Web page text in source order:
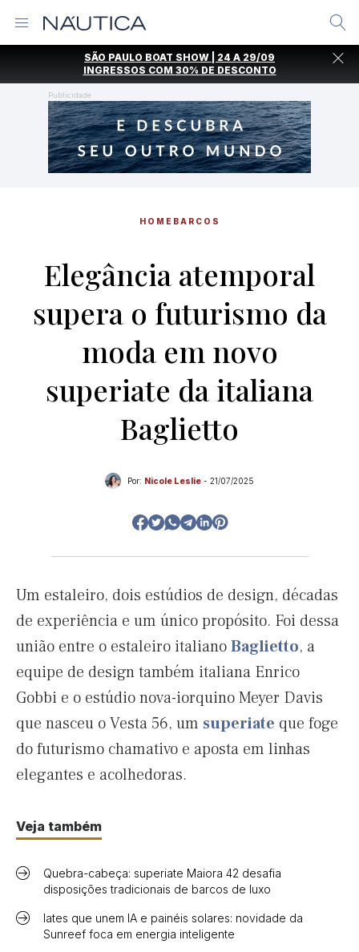
SÃO PAULO BOAT SHOW | 24 A 29/09
INGRESSOS COM 30% DE DESCONTO
Publicidade
HOME BARCOS
Elegância atemporal
supera o futurismo da
moda em novo
superiate da italiana
Baglietto
Por: Nicole Leslie - 21/07/2025
Um estaleiro, dois estúdios de design, décadas
de experiência e um único propósito. Foi dessa
união entre o estaleiro italianoBaglietto, a
equipe de design também italiana Enrico
Gobbi e o estúdio nova-iorquino Meyer Davis
que nasceu o Vesta 56, um superiate que foge
do futurismo chamativo e aposta em linhas
elegantes e acolhedoras.
Veja também
Quebra-cabeça: superiate Maiora 42 desafia
disposições tradicionais de barcos de luxo
Iates que unem IA e painéis solares: novidade da
Sunreef foca em energia inteligente